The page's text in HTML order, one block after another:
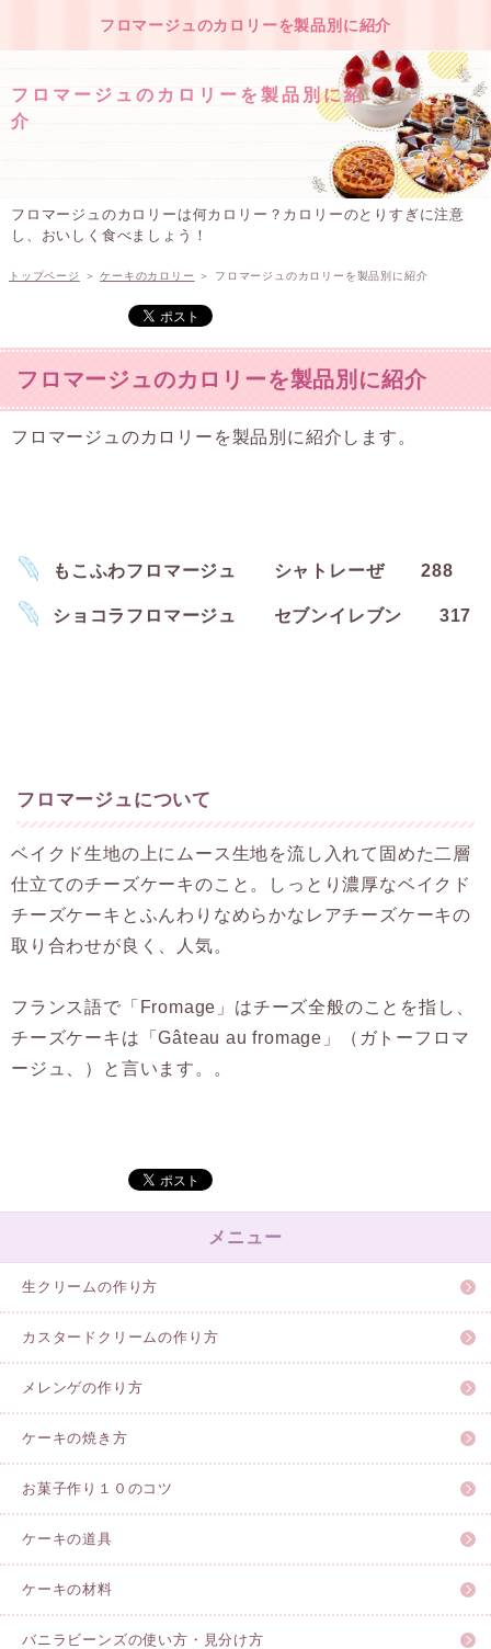
フロマージュのカロリーを製品別に紹介
フロマージュのカロリーを製品別に紹
介
フロマージュのカロリーは何カロリー？カロリーのとりすぎに注意
し、おいしく食べましょう！
トップページ ＞ケーキのカロリー ＞ フロマージュのカロリーを製品別に紹介
フロマージュのカロリーを製品別に紹介
フロマージュのカロリーを製品別に紹介します。
もこふわフロマージュ シャトレーぜ 288
ショコラフロマージュ セブンイレブン 317
フロマージュについて
ベイクド生地の上にムース生地を流し入れて固めた二層
仕立てのチーズケーキのこと。しっとり濃厚なベイクド
チーズケーキとふんわりなめらかなレアチーズケーキの
取り合わせが良く、人気。
フランス語で「Fromage」はチーズ全般のことを指し、
チーズケーキは「Gâteau au fromage」（ガトーフロマ
ージュ、）と言います。。
メニュー
生クリームの作り方
カスタードクリームの作り方
メレンゲの作り方
ケーキの焼き方
お菓子作り１０のコツ
ケーキの道具
ケーキの材料
バニラビーンズの使い方・見分け方